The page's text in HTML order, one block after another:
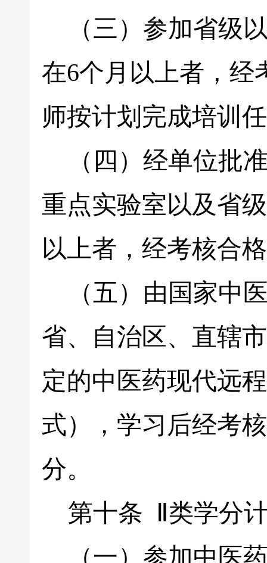
（三）参加省级
在6个月以上者，经
师按计划完成培训
（四）经单位批
重点实验室以及省
以上者，经考核合
（五）由国家中
省、自治区、直辖
定的中医药现代远
式），学习后经考
分。
第十条 Ⅱ类学分
（一）参加中医